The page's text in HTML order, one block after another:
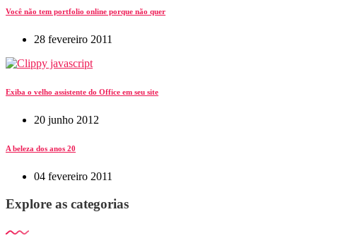
Você não tem portfolio online porque não quer
28 fevereiro 2011
Exiba o velho assistente do Office em seu site
20 junho 2012
A beleza dos anos 20
04 fevereiro 2011
Explore as categorias